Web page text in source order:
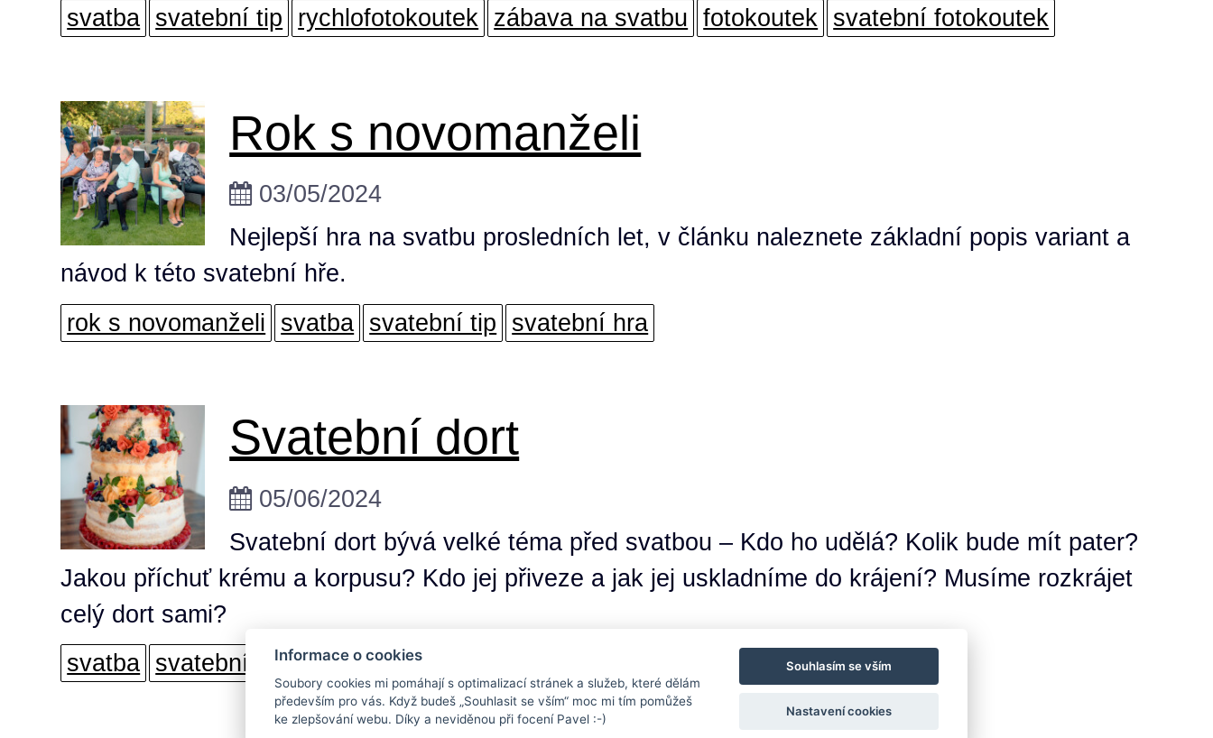
svatba svatební tip rychlofotokoutek zábava na svatbu fotokoutek svatební fotokoutek
Rok s novomanželi
03/05/2024
Nejlepší hra na svatbu prosledních let, v článku naleznete základní popis variant a
návod k této svatební hře.
rok s novomanželi
svatba svatební tip svatební hra
Svatební dort
05/06/2024
Svatební dort bývá velké téma před svatbou – Kdo ho udělá? Kolik bude mít pater?
Jakou příchuť krému a korpusu? Kdo jej přiveze a jak jej uskladníme do krájení? Musíme rozkrájet
celý dort sami?
svatba svatební inspirace svatební tip
Informace o cookies
Soubory cookies mi pomáhají s optimalizací stránek a služeb, které dělám
především pro vás. Když budeš „Souhlasit se vším“ moc mi tím pomůžeš
ke zlepšování webu. Díky a neviděnou při focení Pavel :-)
Souhlasím se vším
Nastavení cookies